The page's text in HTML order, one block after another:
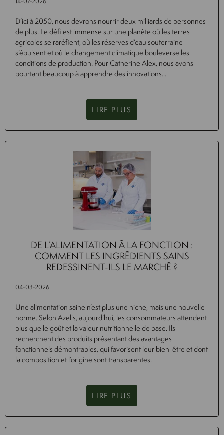
D’ici à 2050, nous devrons nourrir deux milliards de personnes
de plus. Le défi est immense sur une planète où les terres
agricoles se raréfient, où les réserves d’eau souterraine
s’épuisent et où le changement climatique bouleverse les
conditions de production. Pour Catherine Alex, nous avons
pourtant beaucoup à apprendre des innovations...
LIRE PLUS
DE L’ALIMENTATION À LA FONCTION :
COMMENT LES INGRÉDIENTS SAINS
REDESSINENT-ILS LE MARCHÉ ?
04-03-2026
Une alimentation saine n’est plus une niche, mais une nouvelle
norme. Selon Azelis, aujourd’hui, les consommateurs attendent
plus que le goût et la valeur nutritionnelle de base. Ils
recherchent des produits présentant des avantages
fonctionnels démontrables, qui favorisent leur bien-être et dont
la composition et l’origine sont transparentes.
LIRE PLUS